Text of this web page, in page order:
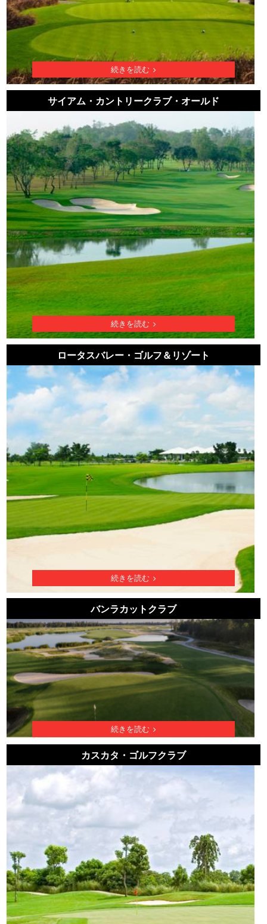
続きを読む
サイアム・カントリークラブ・オールド
続きを読む
ロータスバレー・ゴルフ＆リゾート
続きを読む
バンラカットクラブ
続きを読む
カスカタ・ゴルフクラブ